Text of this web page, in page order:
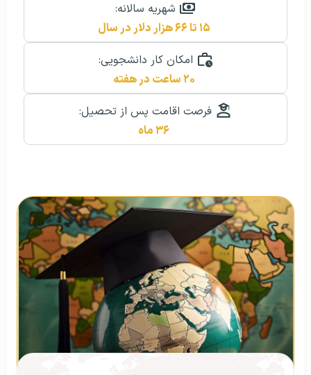
شهریه سالانه:
۱۵ تا ۶۶ هزار دلار در سال
امکان کار دانشجویی:
۲۰ ساعت در هفته
فرصت اقامت پس از تحصیل:
۳۶ ماه